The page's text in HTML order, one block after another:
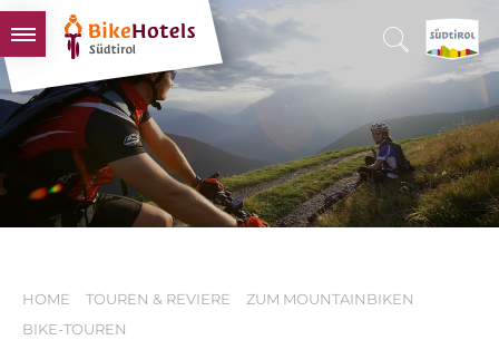
BIKEHOTELS
HOTELS & PAKETE
TOUREN & REVIERE
SÜDTIROL & WIR
HOME TOUREN & REVIERE
ZUM MOUNTAINBIKEN
BIKE-TOUREN